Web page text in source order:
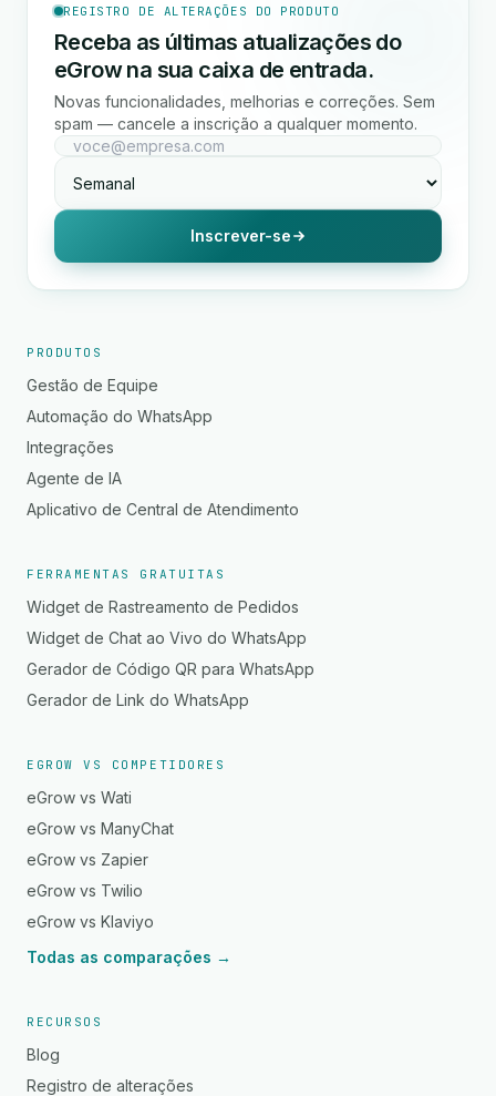
REGISTRO DE ALTERAÇÕES DO PRODUTO
Receba as últimas atualizações do
eGrow na sua caixa de entrada.
Novas funcionalidades, melhorias e correções. Sem
spam — cancele a inscrição a qualquer momento.
Inscrever-se
PRODUTOS
Gestão de Equipe
Automação do WhatsApp
Integrações
Agente de IA
Aplicativo de Central de Atendimento
FERRAMENTAS GRATUITAS
Widget de Rastreamento de Pedidos
Widget de Chat ao Vivo do WhatsApp
Gerador de Código QR para WhatsApp
Gerador de Link do WhatsApp
EGROW VS COMPETIDORES
eGrow vs Wati
eGrow vs ManyChat
eGrow vs Zapier
eGrow vs Twilio
eGrow vs Klaviyo
Todas as comparações →
RECURSOS
Blog
Registro de alterações